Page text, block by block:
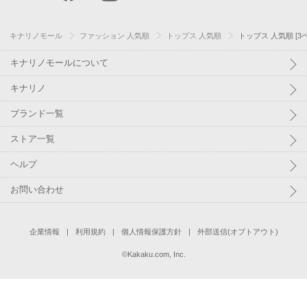
キナリノモール ファッション 人気順 トップス 人気順 トップス 人気順 [3
キナリノモールについて
キナリノ
ブランド一覧
ストア一覧
ヘルプ
お問い合わせ
企業情報 利用規約 個人情報保護方針 外部送信(オプトアウト)
©Kakaku.com, Inc.